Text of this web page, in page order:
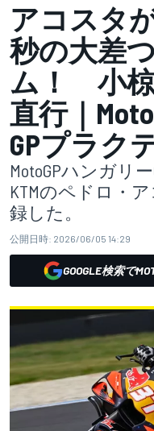
アコスタ
秒の大差
ム！ 小椋
直行｜
GPプラク
MotoGPハンガリ
KTMのペドロ・
録した。
公開日時: 2026/06/05 14:29
GOOGLE検索で